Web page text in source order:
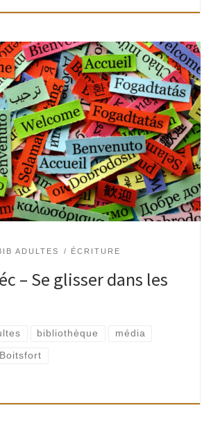
Watermael, Espace Paul Delvaux |
par Tatiana de Perlinghi Se glisser dans
dans une seconde peau, tenter de
[…]
ADULTES ÉCRITURE
– Se glisser dans les
bibliothèque média